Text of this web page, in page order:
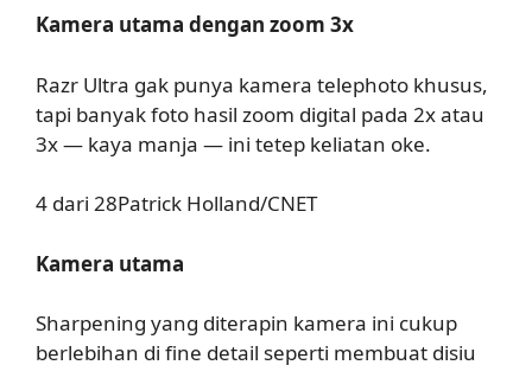
Kamera utama dengan zoom 3x
Razr Ultra gak punya kamera telephoto khusus,
tapi banyak foto hasil zoom digital pada 2x atau
3x — kaya manja — ini tetep keliatan oke.
4 dari 28Patrick Holland/CNET
Kamera utama
Sharpening yang diterapin kamera ini cukup
berlebihan di fine detail seperti membuat disiu